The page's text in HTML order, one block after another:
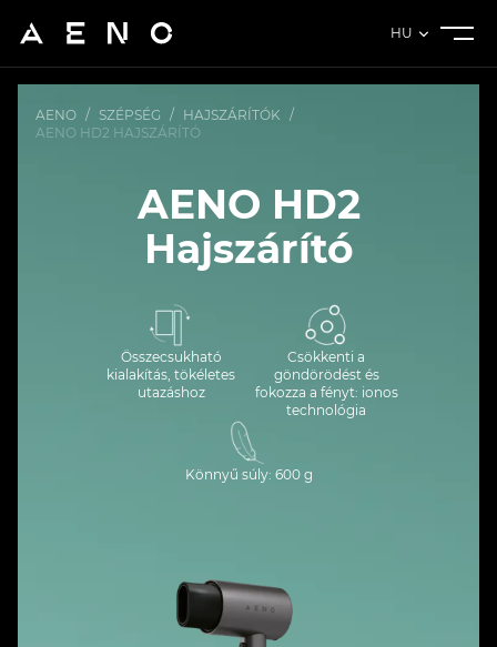
HU
AENO / SZÉPSÉG / HAJSZÁRÍTÓK /
AENO HD2 HAJSZÁRÍTÓ
AENO HD2
Hajszárító
Összecsukható
kialakítás, tökéletes
utazáshoz
Csökkenti a
göndörödést és
fokozza a fényt: ionos
technológia
Könnyű súly: 600 g